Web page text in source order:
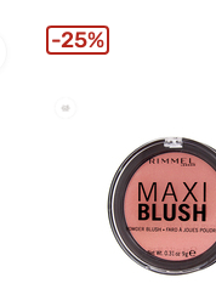
25%